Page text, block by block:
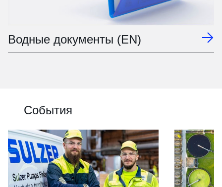
Водные документы (EN)
События